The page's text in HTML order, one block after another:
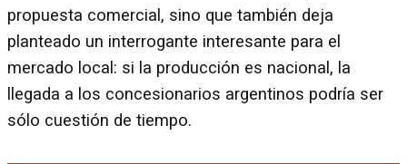
propuesta comercial, sino que también deja
planteado un interrogante interesante para el
mercado local: si la producción es nacional, la
llegada a los concesionarios argentinos podría ser
sólo cuestión de tiempo.